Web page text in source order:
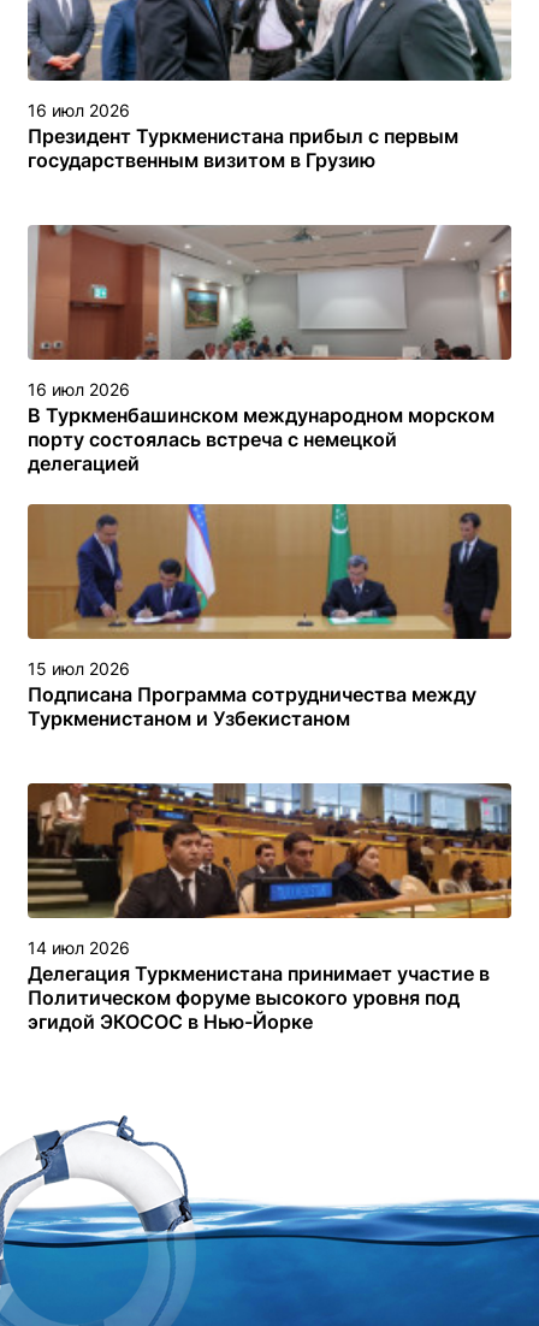
16 июл 2026
Президент Туркменистана прибыл с первым
государственным визитом в Грузию
16 июл 2026
В Туркменбашинском международном морском
порту состоялась встреча с немецкой
делегацией
15 июл 2026
Подписана Программа сотрудничества между
Туркменистаном и Узбекистаном
14 июл 2026
Делегация Туркменистана принимает участие в
Политическом форуме высокого уровня под
эгидой ЭКОСОС в Нью-Йорке